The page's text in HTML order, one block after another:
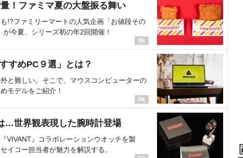
！ファミマ夏の大盤振る舞い
!?ファミリーマートの人気企画「お値段その
今夏、シリーズ初の年2回開催！
すめPC９選」とは？
と難しい。そこで、マウスコンピューターの
モデルをご紹介！
…世界観表現した腕時計登場
VIVANT』コラボレーションウオッチを製
イコー担当者が魅力を解説する。